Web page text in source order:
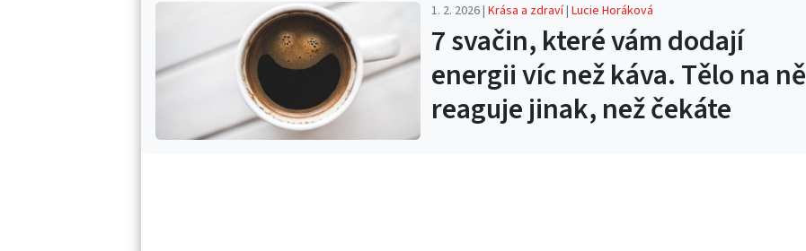
1. 2. 2026 | Krása a zdraví| Lucie Horáková
7 svačin, které vám dodají
energii víc než káva. Tělo na ně
reaguje jinak, než čekáte